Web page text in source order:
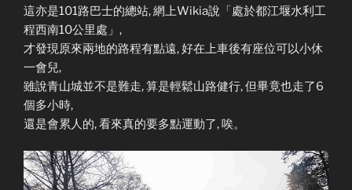
這亦是101路巴士的總站, 網上Wikia說「處於都江堰水利工
程西南10公里處」,
才發現原來兩地的路程有點遠, 好在上車後有座位可以小休
一會兒,
雖說青山城並不是難走, 算是輕鬆山路健行, 但畢竟也走了6
個多小時,
還是會累人的, 看來真的要多點運動了, 唉。